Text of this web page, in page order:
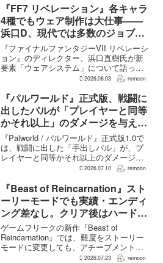
ルで印象に残るデザインから...
『FF7 リベレーション』各キャラ
4種でもウェア制作は大仕事――
浜口D、現代では多数のジョブを
1作に盛り込むのは極めて困難と
説明
『ファイナルファンタジーVII リベレーシ
ョン』のディレクター、浜口直樹氏が新
要素「ウェアシステム」について語っ
た。本作では8人のパーティキャラクター
が、キャラクター数が多いため、作業量
はかなりのものにな...
2026.08.03 remoon
『パルワールド』正式版、戦闘に
出したパルが「プレイヤーと同等
かそれ以上」のダメージを与えら
れるように
『Palworld / パルワールド』正式版1.0で
は、戦闘に出した「手出しパル」が、プ
レイヤーと同等かそれ以上のダメージを
敵に与えられるようになった。ほぼすべ
挙動、クールダウン時間、使いやすさが
見直され...
2026.07.10 remoon
『Beast of Reincarnation』スト
ーリーモードでも実績・エンディ
ング差なし。クリア後はハード超
えのNEW GAME+も
ゲームフリークの新作『Beast of
Reincarnation』では、難度をストーリー
モードに変更しても、アチーブメントや
収集要素、エンディングに違いはない。
2026.07.23 remoon